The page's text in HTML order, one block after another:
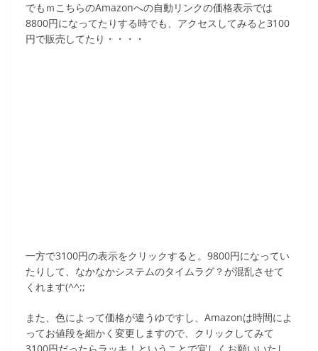
o
k
でもｍこちらのAmazonへの自動リンクの価格表示では
8800円になってたりする時でも、アクセスしてみると3100
円で販売してたり・・・・
一方で3100円の表示をクリックすると。9800円になってい
たりして、なかなかシステムのタイムラグ？が混乱させて
くれます(^^;;
また、色によって価格が違うゆですし、Amazonは時間によ
ってお値段を細かく変更しますので、クリックしてみて